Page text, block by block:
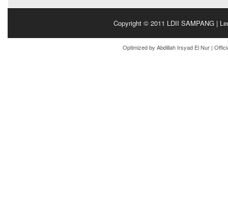
Copyright © 2011 LDII SAMPANG |
Optimized by Abdillah Irsyad El Nur |